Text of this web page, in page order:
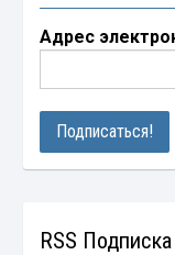
Адрес
RSS Подписка